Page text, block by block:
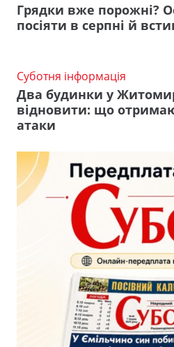
Грядки вже порожні?
посіяти в серпні й
Суботня інформація
Два будинки у
відновити: що
атаки